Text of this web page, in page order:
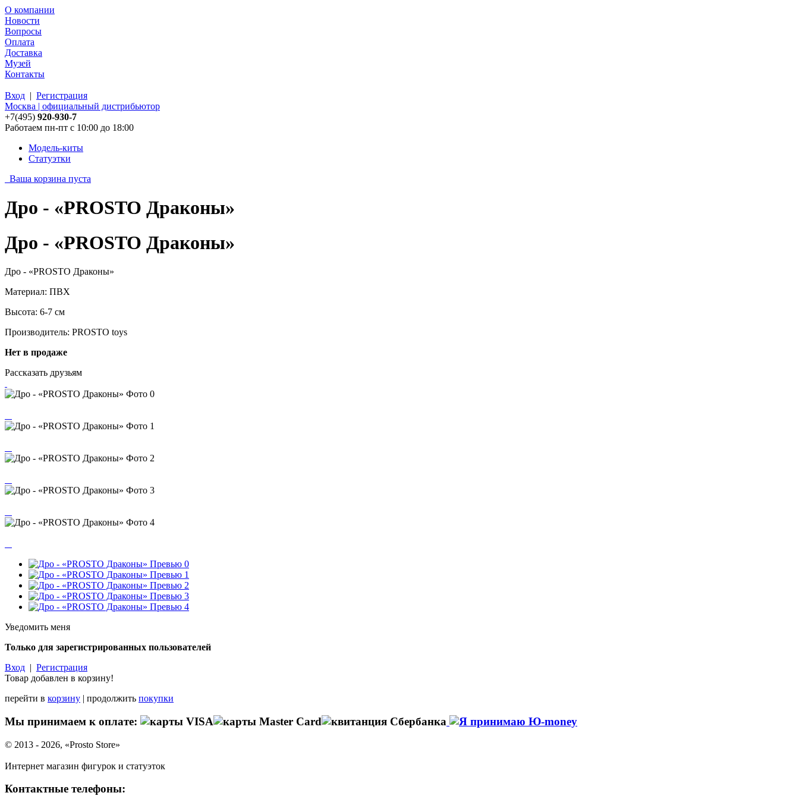
О компании
Новости
Вопросы
Оплата
Доставка
Музей
Контакты
Вход | Регистрация
Москва | официальный дистрибьютор
+7(495) 920-930-7
Работаем пн-пт с 10:00 до 18:00
Модель-киты
Статуэтки
Ваша корзина пуста
Дро - «PROSTO Драконы»
Дро - «PROSTO Драконы»
Дро - «PROSTO Драконы»
Материал: ПВХ
Высота: 6-7 см
Производитель: PROSTO toys
Нет в продаже
Рассказать друзьям
Уведомить меня
Только для зарегистрированных пользователей
Вход | Регистрация
Товар добавлен в корзину!
перейти в корзину | продолжить покупки
Мы принимаем к оплате:
© 2013 - 2026, «Prosto Store»
Интернет магазин фигурок и статуэток
Контактные телефоны: